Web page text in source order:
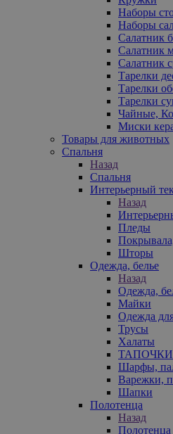
Наборы
Наборы
Салатник
Салатник
Салатник
Тарелки
Тарелки
Тарелки
Чайные,
Миски
Товары для животных
Спальня
Назад
Спальня
Интерьерный
Назад
Пледы
Шторы
Одежда, белье
Назад
Одежда,
Майки
Одежда
Трусы
Халаты
ТАПОЧКИ
Шарфы,
Варежки,
Шапки
Полотенца
Назад
Полотенца